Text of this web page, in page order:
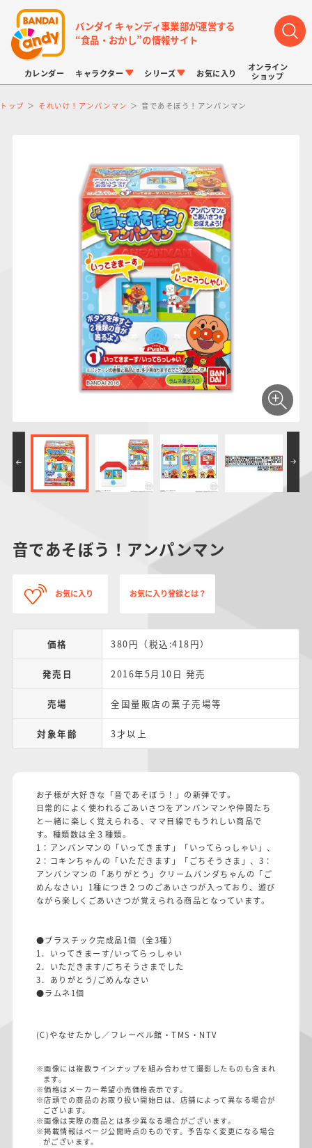
バンダイ キャンディ事業部が運営する
“食品・おかし”の情報サイト
カレンダー キャラクター
LINK TRAVELERS
仮面ライダーシリー
PROJECT R.E.D.・
スーパー戦隊シリー
ズ
プリキュアシリーズ
ガンダムシリーズ
ポケットモンスター
ドラゴンボール
アンパンマン
サンリオキャラクタ
ーズ
シリーズ
チョコボックス
キャラパキ
つりグミ
チョコサプ
にふぉるめーしょん
＆スクエアシール
SMPシリーズ
ポケモンキッズ
ポケモンスケールワ
ールド
キャラデコ
お気に入り
オンライン
ショップ
トップ それいけ！アンパンマン 音であそぼう！アンパンマン
音であそぼう！アンパンマン
お気に入り お気に入り登録とは？
価格 380円（税込:418円）
発売日 2016年5月10日 発売
売場 全国量販店の菓子売場等
対象年齢 3才以上
お子様が大好きな「音であそぼう！」の新弾です。
日常的によく使われるごあいさつをアンパンマンや仲間たち
と一緒に楽しく覚えられる、ママ目線でもうれしい商品で
す。種類数は全３種類。
1：アンパンマンの「いってきます」「いってらっしゃい」、
2：コキンちゃんの「いただきます」「ごちそうさま」、3：
アンパンマンの「ありがとう」クリームパンダちゃんの「ご
めんなさい」1種につき２つのごあいさつが入っており、遊び
ながら楽しくごあいさつが覚えられる商品となっています。
●プラスチック完成品1個（全3種）
1．いってきまーす/いってらっしゃい
2．いただきます/ごちそうさまでした
3．ありがとう/ごめんなさい
●ラムネ1個
(C)やなせたかし／フレーベル館・TMS・NTV
※画像には複数ラインナップを組み合わせて撮影したものも含まれ
ます。
※価格はメーカー希望小売価格表示です。
※店頭での商品のお取り扱い開始日は、店舗によって異なる場合が
ございます。
※画像は実際の商品とは多少異なる場合がございます。
※掲載情報はページ公開時点のものです。予告なく変更になる場合
がございます。